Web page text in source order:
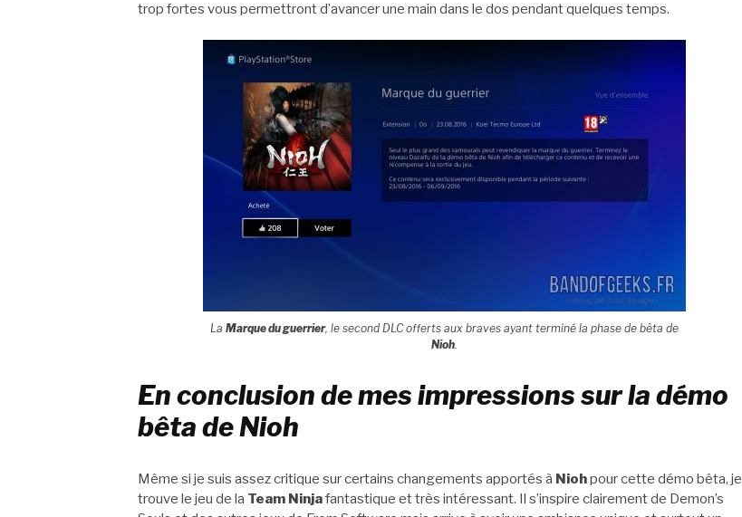
trop fortes vous permettront d’avancer une main dans le dos pendant quelques temps.
La Marque du guerrier, le second DLCofferts aux braves ayant terminé la phase de bêta de
Nioh.
En conclusion de mes impressions sur la démo
bêta de Nioh
Même si je suis assez critique sur certains changements apportés à Niohpour cette démo bêta, je
trouve le jeu de la Team Ninjafantastique et très intéressant. Il s’inspire clairement de Demon’s